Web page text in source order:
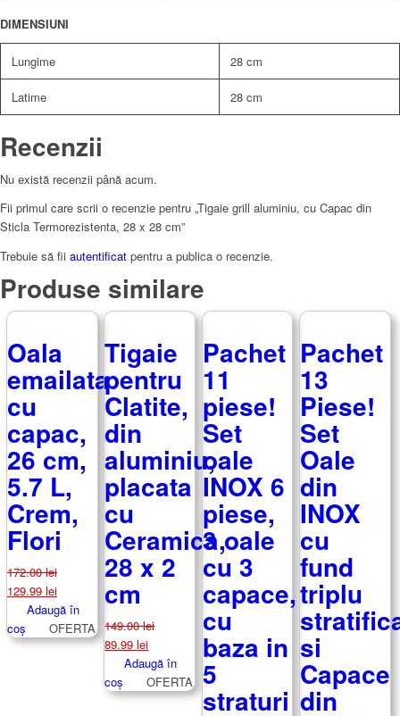
DIMENSIUNI
Lungime 28 cm
Latime 28 cm
Recenzii
Nu există recenzii până acum.
Fii primul care scrii o recenzie pentru „Tigaie grill aluminiu, cu Capac din
Sticla Termorezistenta, 28 x 28 cm”
Trebuie să fii autentificat pentru a publica o recenzie.
Produse similare
Oala
emailata
cu
capac,
26 cm,
5.7 L,
Crem,
Flori
172.00lei
Prețul
inițial
a
fost:
129.99 leiPrețul
curent
este:
129.99 lei.
Adaugă în
coș
OFERTA
Tigaie
pentru
Clatite,
din
aluminiu,
placata
cu
Ceramica,
28 x 2
cm
149.00lei
Prețul
inițial
a
fost:
89.99leiPrețul
curent
este:
89.99 lei.
Adaugă în
coș
OFERTA
Pachet
11
piese!
Set
oale
INOX 6
piese,
3 oale
cu 3
capace,
cu
baza in
5
straturi
Pachet
13
Piese!
Set
Oale
din
INOX
cu
fund
triplu
si
Capace
din